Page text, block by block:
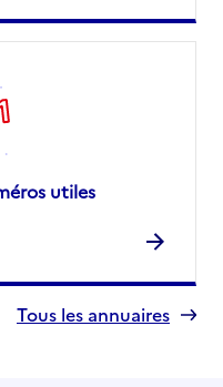
utiles
Tous les annuaires